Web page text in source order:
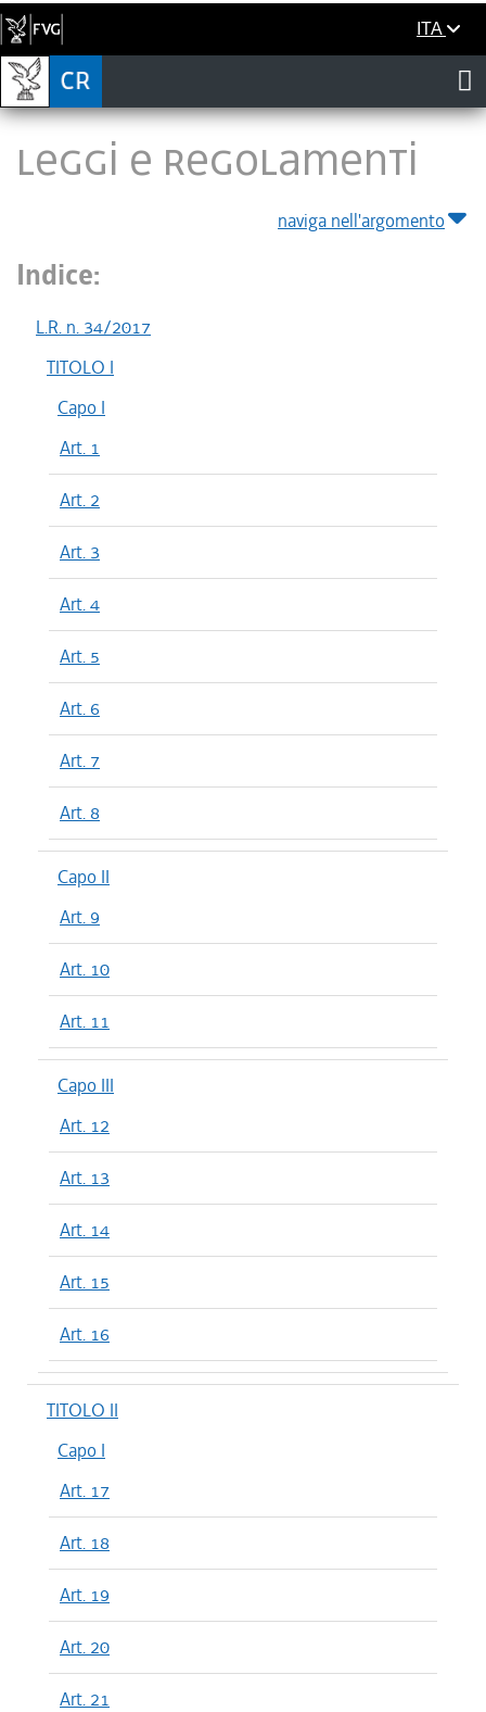
ITA
LEGGI E REGOLAMENTI
naviga nell'argomento
Indice:
L.R. n. 34/2017
TITOLO I
Capo I
Art. 1
Art. 2
Art. 3
Art. 4
Art. 5
Art. 6
Art. 7
Art. 8
Capo II
Art. 9
Art. 10
Art. 11
Capo III
Art. 12
Art. 13
Art. 14
Art. 15
Art. 16
TITOLO II
Capo I
Art. 17
Art. 18
Art. 19
Art. 20
Art. 21